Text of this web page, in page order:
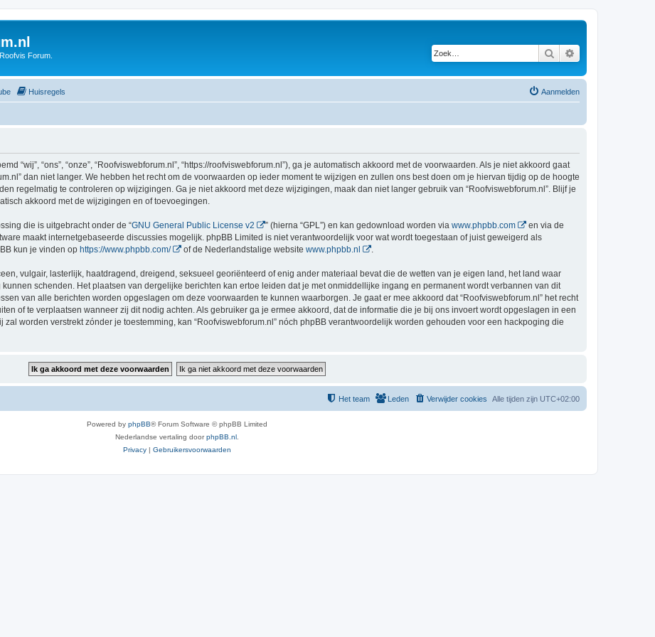
Forum. Zoek
Huisregels Aanmelden
“wij”, “ons”, “onze”, “Roofviswebforum.nl”, “https://roofviswebforum.nl”), ga je automatisch akkoord met de voorwaarden. Als je niet akkoord gaat
dan niet langer. We hebben het recht om de voorwaarden op ieder moment te wijzigen en zullen ons best doen om je hiervan tijdig op de hoogte
regelmatig te controleren op wijzigingen. Ga je niet akkoord met deze wijzigingen, maak dan niet langer gebruik van “Roofviswebforum.nl”. Blijf je
akkoord met de wijzigingen en of toevoegingen.
die is uitgebracht onder de “GNU General Public License v2 ” (hierna “GPL”) en kan gedownload worden via www.phpbb.com
en via de
maakt internetgebaseerde discussies mogelijk. phpBB Limited is niet verantwoordelijk voor wat wordt toegestaan of juist geweigerd als
kun je vinden op https://www.phpbb.com/ of de Nederlandstalige website www.phpbb.nl .
vulgair, lasterlijk, haatdragend, dreigend, seksueel georiënteerd of enig ander materiaal bevat die de wetten van je eigen land, het land waar
schenden. Het plaatsen van dergelijke berichten kan ertoe leiden dat je met onmiddellijke ingang en permanent wordt verbannen van dit
van alle berichten worden opgeslagen om deze voorwaarden te kunnen waarborgen. Je gaat er mee akkoord dat “Roofviswebforum.nl” het recht
of te verplaatsen wanneer zij dit nodig achten. Als gebruiker ga je ermee akkoord, dat de informatie die je bij ons invoert wordt opgeslagen in een
worden verstrekt zónder je toestemming, kan “Roofviswebforum.nl” nóch phpBB verantwoordelijk worden gehouden voor een hackpoging die
Alle tijden zijn UTC+02:00
Verwijder cookies
Leden
Het team
Powered by phpBB® Forum Software © phpBB Limited
Nederlandse vertaling doorphpBB.nl .
Privacy
Gebruikersvoorwaarden